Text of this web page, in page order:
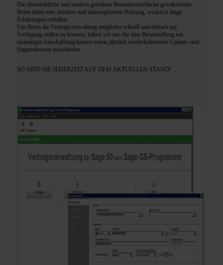
Die übersichtliche und modern gestaltete Benutzeroberfläche gewährleistet
Ihnen dabei eine intuitive und unkomplizierte Nutzung, wodurch lange
Erklärungen entfallen.
Um Ihnen die Vertragsverwaltung möglichst schnell und einfach zur
Verfügung stellen zu können, haben wir uns für eine Bereitstellung mit
einmaligen Anschaffungskosten sowie jährlich wiederkehrenden Update- und
Supportkosten entschieden.
SO SIND SIE JEDERZEIT AUF DEM AKTUELLEN STAND!